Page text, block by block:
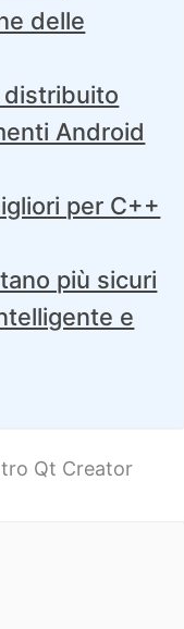
delle
distribuito
Android
per C++
più sicuri
e
Qt Creator